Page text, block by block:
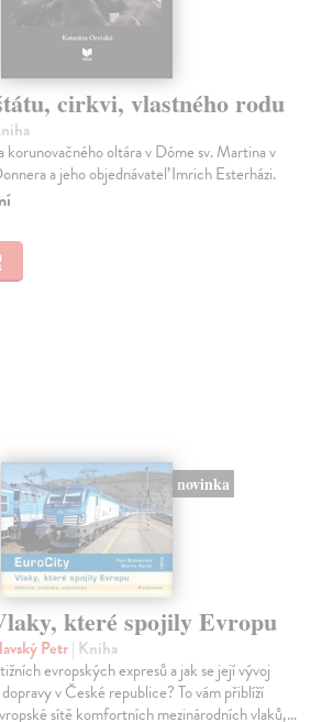
cirkvi, vlastného rodu
korunovačného oltára v Dóme sv. Martina v
a jeho objednávateľ Imrich Esterházi.
novinka
které spojily Evropu
Petr| Kniha
evropských expresů a jak se její vývoj
v České republice? To vám přiblíží
sítě komfortních mezinárodních vlaků,…